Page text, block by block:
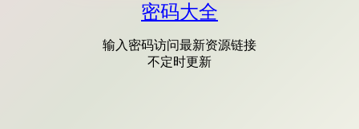
密码大全
输入密码访问最新资源链接
不定时更新